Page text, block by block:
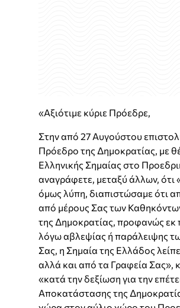
«Αξιότιμε κύριε Πρόεδρε,
Στην από 27 Αυγούστου
Πρόεδρο της Δημοκρατίας, με
Ελληνικής Σημαίας στο
αναγράφετε, μεταξύ άλλων, ότι
όμως λύπη, διαπιστώσαμε ότι
από μέρους Σας των
της Δημοκρατίας, προφανώς εκ
λόγω αβλεψίας ή παράλειψης
Σας, η Σημαία της Ελλάδος
αλλά και από τα Γραφεία Σας»,
«κατά την δεξίωση για την
Αποκατάστασης της